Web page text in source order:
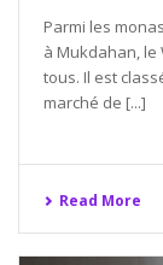
Parmi les
à Mukdahan, le
tous. Il est
marché de [...]
Read More